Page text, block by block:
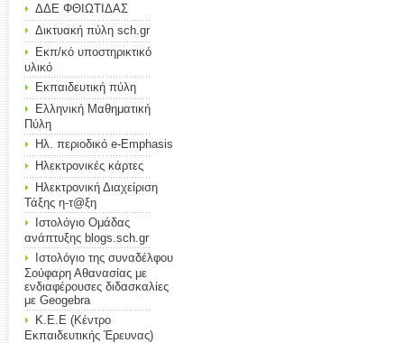
ΔΔΕ ΦΘΙΩΤΙΔΑΣ
Δικτυακή πύλη sch.gr
Εκπ/κό υποστηρικτικό
υλικό
Εκπαιδευτική πύλη
Ελληνική Μαθηματική
Πύλη
Ηλ. περιοδικό e-Emphasis
Ηλεκτρονικές κάρτες
Ηλεκτρονική Διαχείριση
Τάξης η-τ@ξη
Ιστολόγιο Ομάδας
ανάπτυξης blogs.sch.gr
Ιστολόγιο της συναδέλφου
Σούφαρη Αθανασίας με
ενδιαφέρουσες διδασκαλίες
με Geogebra
Κ.Ε.Ε (Κέντρο
Εκπαιδευτικής Έρευνας)